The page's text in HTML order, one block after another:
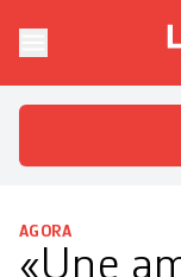
Le
AGORA
«Une